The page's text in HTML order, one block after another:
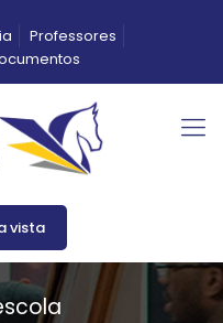
Professores
vista